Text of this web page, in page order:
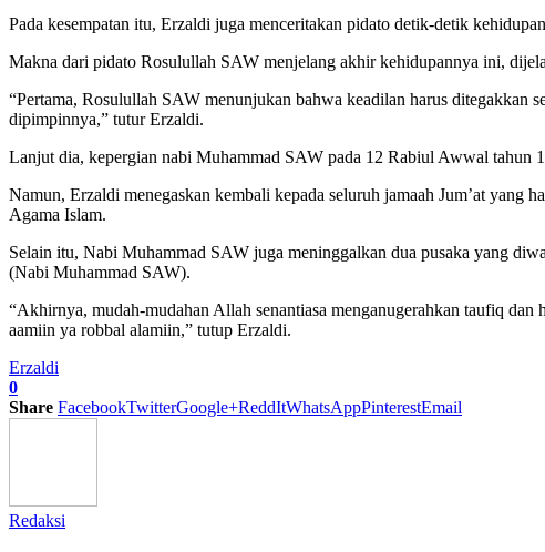
Pada kesempatan itu, Erzaldi juga menceritakan pidato detik-detik
Makna dari pidato Rosulullah SAW menjelang akhir kehidupannya ini,
“Pertama, Rosulullah SAW menunjukan bahwa keadilan harus ditegakkan
dipimpinnya,” tutur Erzaldi.
Lanjut dia, kepergian nabi Muhammad SAW pada 12 Rabiul Awwal tahun
Namun, Erzaldi menegaskan kembali kepada seluruh jamaah Jum’at
Agama Islam.
Selain itu, Nabi Muhammad SAW juga meninggalkan dua pusaka yang
(Nabi Muhammad SAW).
“Akhirnya, mudah-mudahan Allah senantiasa menganugerahkan taufiq
aamiin ya robbal alamiin,” tutup Erzaldi.
Erzaldi
0
Share FacebookTwitterGoogle+ReddItWhatsAppPinterestEmail
Redaksi